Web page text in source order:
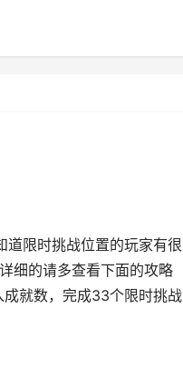
限时挑战位置的玩家有很
细的请多查看下面的攻略
就数，完成33个限时挑战